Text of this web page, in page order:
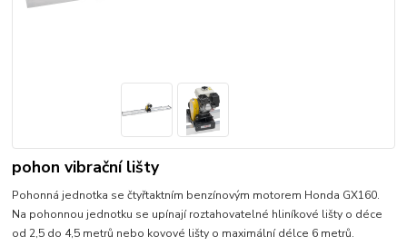
pohon vibrační lišty
Pohonná jednotka se čtyřtaktním benzínovým motorem Honda GX160.
Na pohonnou jednotku se upínají roztahovatelné hliníkové lišty o déce
od 2,5 do 4,5 metrů nebo kovové lišty o maximální délce 6 metrů.